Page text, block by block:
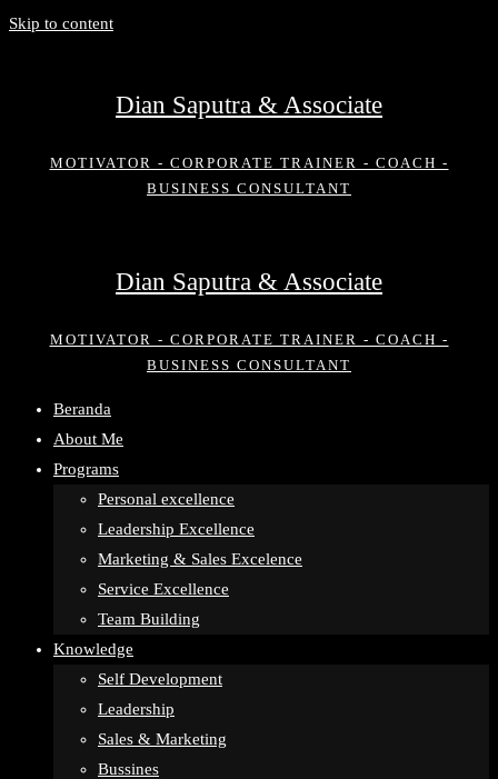
Skip to content
Dian Saputra & Associate
MOTIVATOR - CORPORATE TRAINER - COACH -
BUSINESS CONSULTANT
Dian Saputra & Associate
MOTIVATOR - CORPORATE TRAINER - COACH -
BUSINESS CONSULTANT
Beranda
About Me
Programs
Personal excellence
Leadership Excellence
Marketing & Sales Excelence
Service Excellence
Team Building
Knowledge
Self Development
Leadership
Sales & Marketing
Bussines